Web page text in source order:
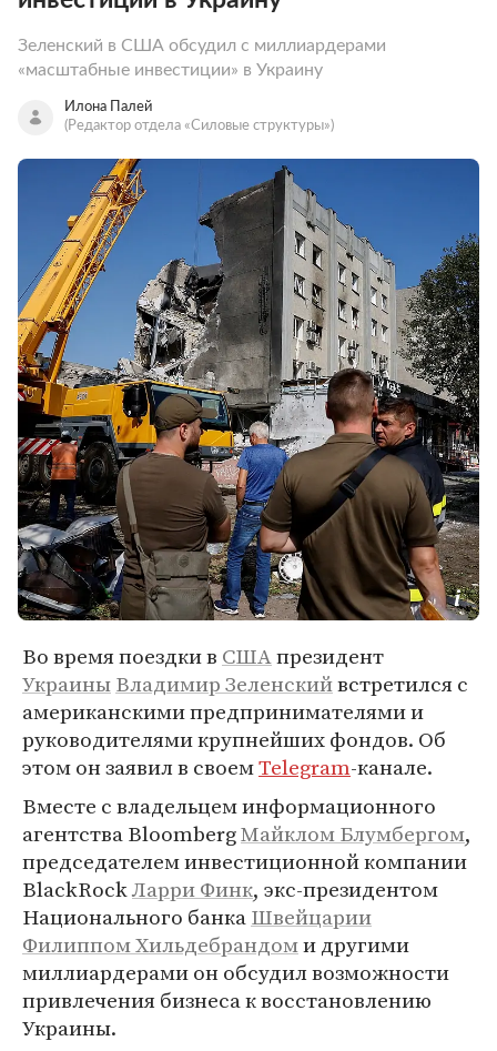
Зеленский в США обсудил с миллиардерами
«масштабные инвестиции» в Украину
Илона Палей
(Редактор отдела «Силовые структуры»)
Во время поездки в СШАпрезидент
УкраиныВладимир Зеленскийвстретился с
американскими предпринимателями и
руководителями крупнейших фондов. Об
этом он заявил в своемTelegram-канале.
Вместе с владельцем информационного
агентства BloombergМайклом Блумбергом,
председателем инвестиционной компании
BlackRockЛарри Финк, экс-президентом
Национального банкаШвейцарии
Филиппом Хильдебрандоми другими
миллиардерами он обсудил возможности
привлечения бизнеса к восстановлению
Украины.